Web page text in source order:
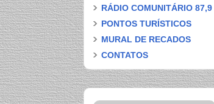
RÁDIO COMUNITÁRIO 87,9
PONTOS TURÍSTICOS
MURAL DE RECADOS
CONTATOS